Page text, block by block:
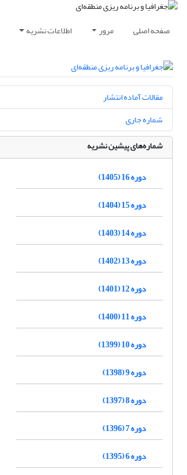
صفحه اصلی مرور اطلاعات نشریه
مقالات آماده انتشار
شماره جاری
شماره‌های پیشین نشریه
دوره 16 (1405)
دوره 15 (1404)
دوره 14 (1403)
دوره 13 (1402)
دوره 12 (1401)
دوره 11 (1400)
دوره 10 (1399)
دوره 9 (1398)
دوره 8 (1397)
دوره 7 (1396)
دوره 6 (1395)